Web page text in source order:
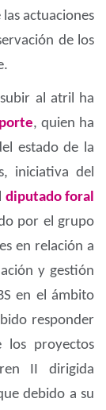
actuaciones
de los
al atril ha
, quien ha
estado de la
iniciativa del
diputado foral
por el grupo
en relación a
y gestión
en el ámbito
responder
los proyectos
II dirigida
debido a su